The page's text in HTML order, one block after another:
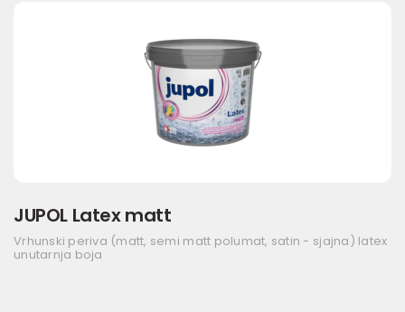
JUPOL Latex matt
Vrhunski periva (matt, semi matt polumat, satin - sjajna) latex
unutarnja boja